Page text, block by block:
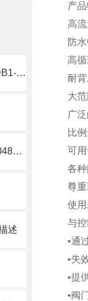
瑞典Hagglunds 赫格隆编码器SPDB1-1000-BT介绍
霍伯纳Hubner编码器FGHJ2AK-2048G-90G-NG/16K介绍
述
产
高
防
高
耐
大
广
比
可
各
尊
使
与
•通
•失
•提
•阀